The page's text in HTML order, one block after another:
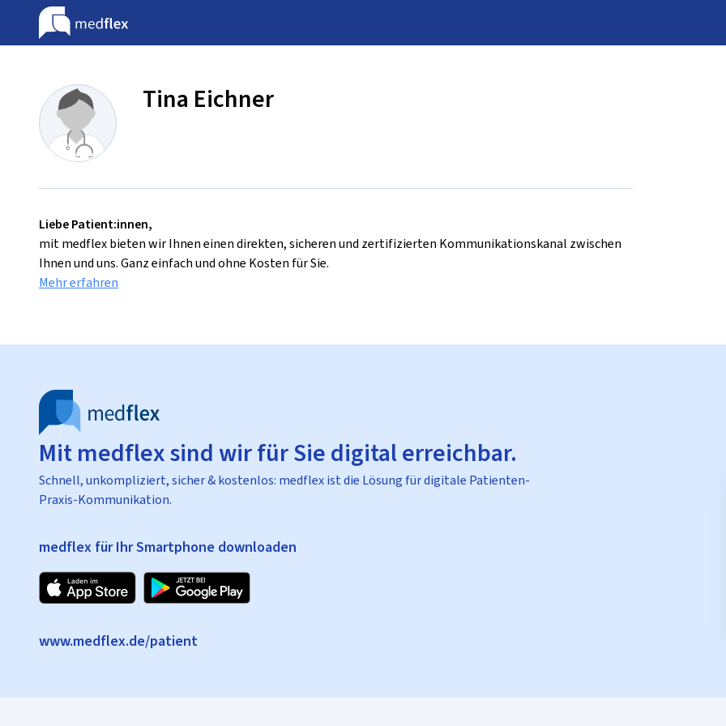
Tina Eichner
Liebe Patient:innen,
mit medflex bieten wir Ihnen einen direkten, sicheren und zertifizierten Kommunikationskanal zwischen
Ihnen und uns. Ganz einfach und ohne Kosten für Sie.
Mehr erfahren
Mit medflex sind wir für Sie digital erreichbar.
Schnell, unkompliziert, sicher & kostenlos: medflex ist die Lösung für digitale Patienten-
Praxis-Kommunikation.
medflex für Ihr Smartphone downloaden
www.medflex.de/patient